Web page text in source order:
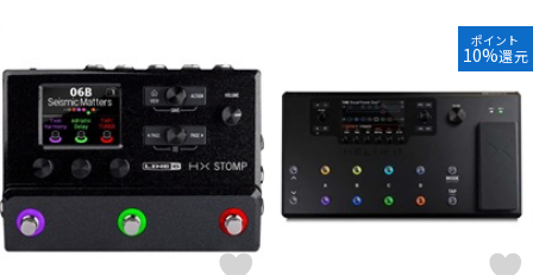
ポイント
10%還元